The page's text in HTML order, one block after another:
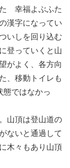
幸福よぶふた
漢字になってい
いしを回り込む
登っていくと山
がよく、各方向
、移動トイレも
態ではなかっ
山頂は登山道の
ないと通過して
木々もあり山頂